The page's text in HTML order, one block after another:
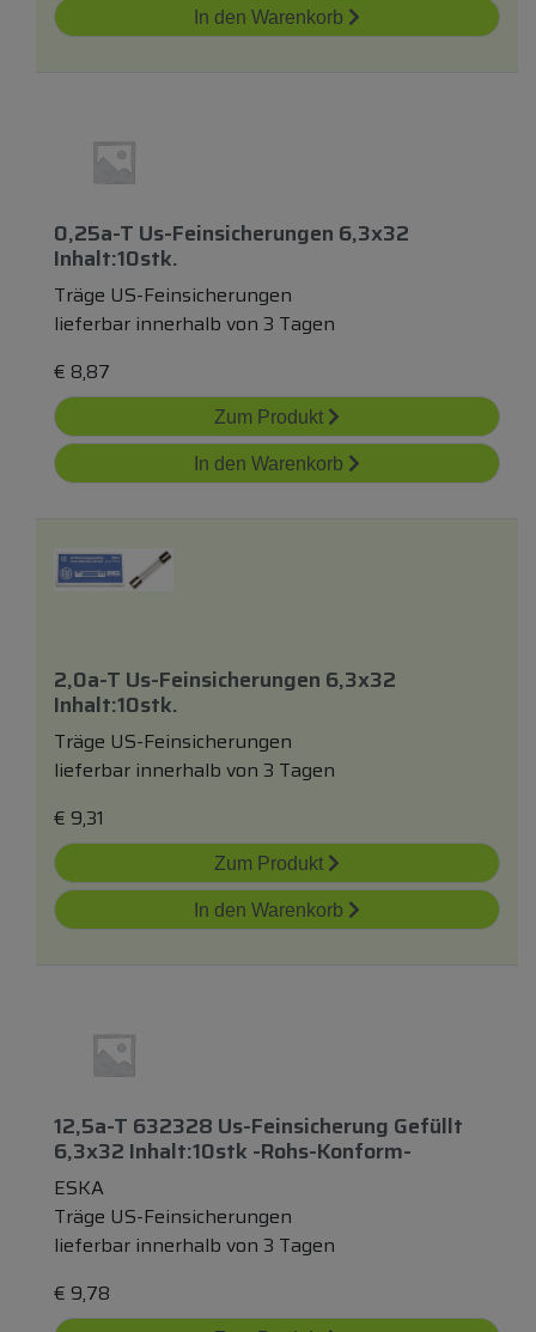
In den Warenkorb
0,25a-T Us-Feinsicherungen 6,3x32
Inhalt:10stk.
Träge US-Feinsicherungen
lieferbar innerhalb von 3 Tagen
€ 8,87
Zum Produkt
In den Warenkorb
2,0a-T Us-Feinsicherungen 6,3x32
Inhalt:10stk.
Träge US-Feinsicherungen
lieferbar innerhalb von 3 Tagen
€ 9,31
Zum Produkt
In den Warenkorb
12,5a-T 632328 Us-Feinsicherung Gefüllt
6,3x32 Inhalt:10stk -rohs-Konform-
ESKA
Träge US-Feinsicherungen
lieferbar innerhalb von 3 Tagen
€ 9,78